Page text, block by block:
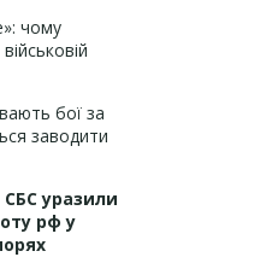
чому
бої за
заводити
уразили
рф у